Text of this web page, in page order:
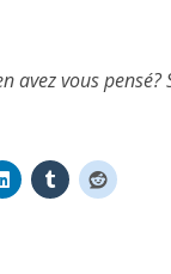
avez vous